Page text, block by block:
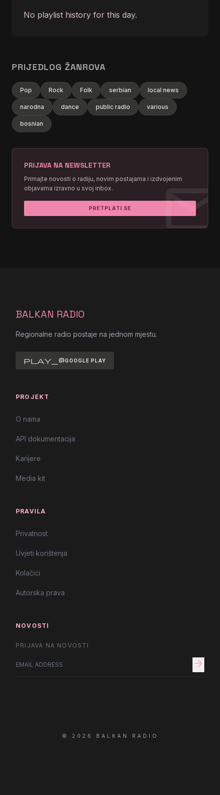
No playlist history for this day.
PRIJEDLOG ŽANROVA
Pop Rock Folk serbian local news
narodna dance public radio various
bosnian
PRIJAVA NA NEWSLETTER
Primajte novosti o radiju, novim postajama i izdvojenim
objavama izravno u svoj inbox.
PRETPLATI SE
BALKAN RADIO
Regionalne radio postaje na jednom mjestu.
play_storeGOOGLE PLAY
PROJEKT
O nama
API dokumentacija
Karijere
Media kit
PRAVILA
Privatnost
Uvjeti korištenja
Kolačići
Autorska prava
NOVOSTI
PRIJAVA NA NOVOSTI
arrow_forward
© 2026 BALKAN RADIO